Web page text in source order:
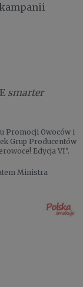
smarter
Promocji Owoców i
Grup Producentów
Edycja VI".
Ministra